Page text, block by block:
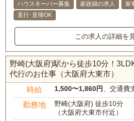
ハウスキーパー募集
家政婦の求人
家
直行･直帰OK
この求人の詳細を
野崎(大阪府)駅から徒歩10分！
代行のお仕事（大阪府大東市）
時給 1,500〜1,860円、交通費
勤務地
野崎(大阪府) 徒歩10分
（大阪府大東市付近）